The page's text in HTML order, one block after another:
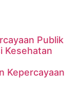
Publik
Kesehatan
Kepercayaan